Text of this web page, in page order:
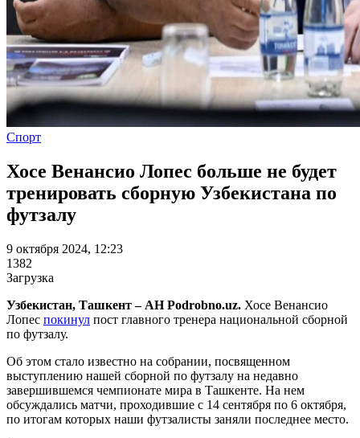
Спорт
Хосе Венансио Лопес больше не будет
тренировать сборную Узбекистана по
футзалу
9 октября 2024, 12:23
1382
Загрузка
Узбекистан, Ташкент – АН Podrobno.uz. Хосе Венансио
Лопес покинул пост главного тренера национальной сборной
по футзалу.
Об этом стало известно на собрании, посвященном
выступлению нашей сборной по футзалу на недавно
завершившемся чемпионате мира в Ташкенте. На нем
обсуждались матчи, проходившие с 14 сентября по 6 октября,
по итогам которых наши футзалисты заняли последнее место.